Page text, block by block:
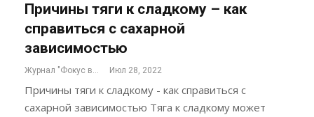
Причины тяги к сладкому – как
справиться с сахарной
зависимостью
Журнал "Фокус внимания" Июл 28, 2022
Причины тяги к сладкому - как справиться с
сахарной зависимостью Тяга к сладкому может